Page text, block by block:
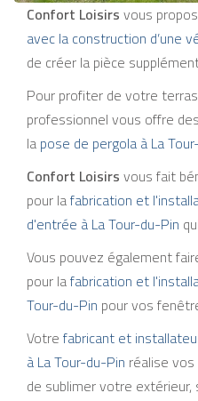
Confort Loisirsvous
avec la construction d’une
de créer la pièce
Pour profiter de votre
professionnel vous offre
lapose de pergola à La
Confort Loisirsvous fait
pour lafabrication et
d'entrée à La Tour-du-Pin
Vous pouvez également
pour lafabrication et
Tour-du-Pin pour vos
Votrefabricant et
à La Tour-du-Pin réalise
de sublimer votre